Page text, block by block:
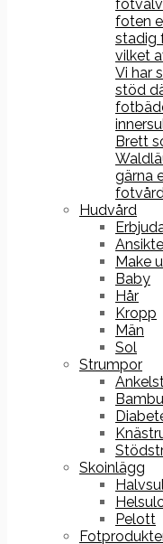
foten
stadig
vilket
Vi har
stöd
Brett
gärna
Hudvård
Ansikte
Make
Baby
Hår
Kropp
Män
Sol
Strumpor
Skoinlägg
Pelott